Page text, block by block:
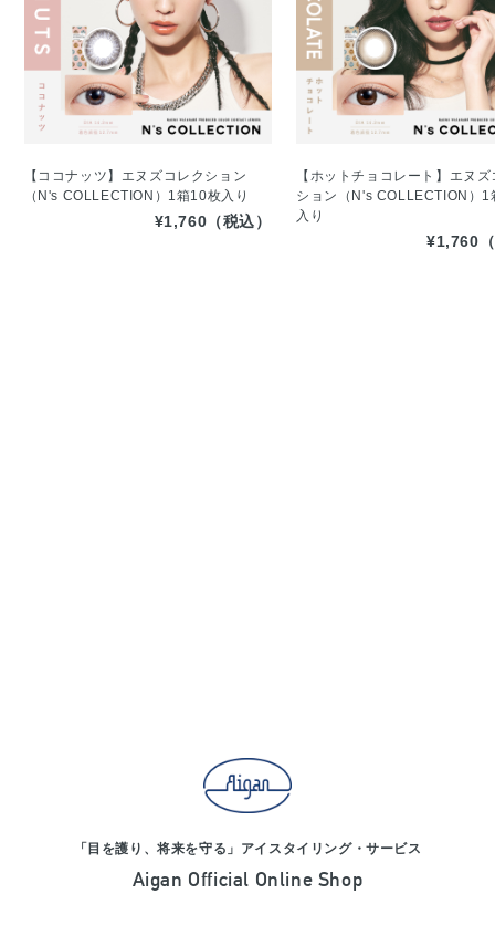
【ココナッツ】エヌズコレクション
（N's COLLECTION）1箱10枚入り
¥1,760（税込）
【ホットチョコレート】エヌ
ション（N's COLLECTION）1
入り
¥1,760
「目を護り、将来を守る」アイスタイリング・サービス
Aigan Official Online Shop